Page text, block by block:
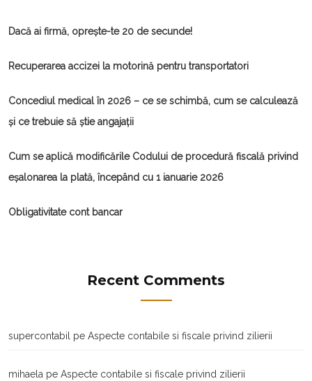
Dacă ai firmă, oprește-te 20 de secunde!
Recuperarea accizei la motorină pentru transportatori
Concediul medical în 2026 – ce se schimbă, cum se calculează
și ce trebuie să știe angajații
Cum se aplică modificările Codului de procedură fiscală privind
eșalonarea la plată, începând cu 1 ianuarie 2026
Obligativitate cont bancar
Recent Comments
supercontabil pe Aspecte contabile si fiscale privind zilierii
mihaela pe Aspecte contabile si fiscale privind zilierii